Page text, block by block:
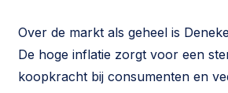
Over de markt als geheel is
De hoge inflatie zorgt voor een
koopkracht bij consumenten en